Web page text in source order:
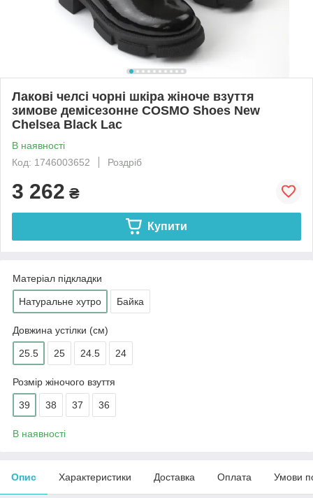
Лакові челсі чорні шкіра жіноче взуття
зимове демісезонне COSMO Shoes New
Chelsea Black Lac
В наявності
Код: 1746003652
Роздріб
3 262 ₴
Купити
Матеріал підкладки
Натуральне хутро Байка
Довжина устілки (см)
25.5 25 24.5 24
Розмір жіночого взуття
39 38 37 36
В наявності
Опис Характеристики Доставка Оплата Умови